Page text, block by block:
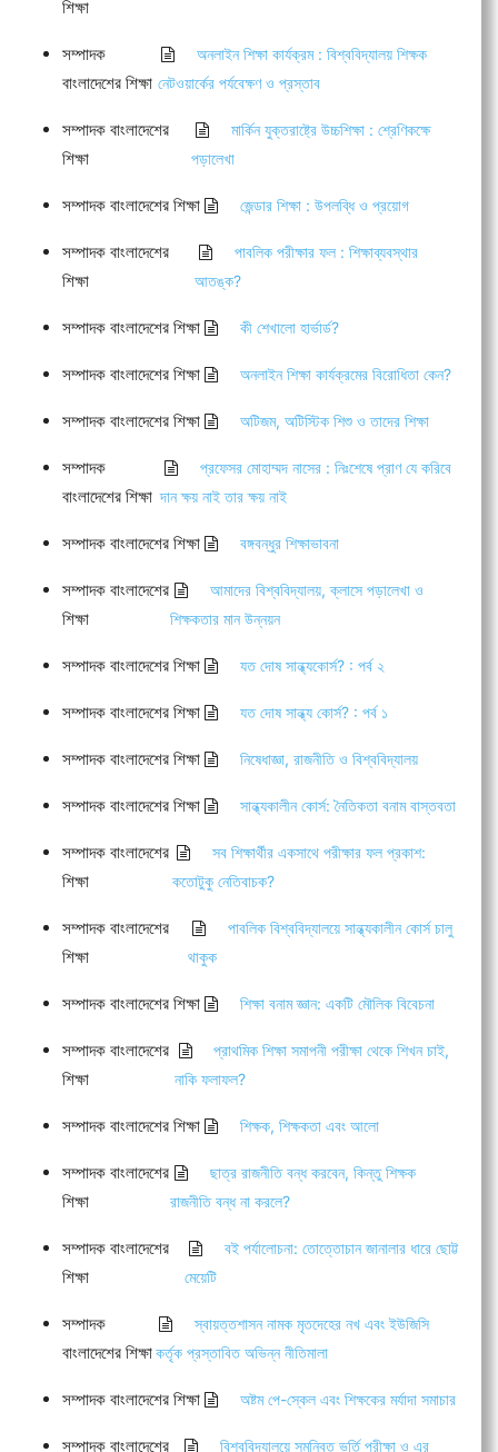
শিক্ষা
সম্পাদক
বাংলাদেশের শিক্ষা
অনলাইন শিক্ষা কার্যক্রম : বিশ্ববিদ্যালয় শিক্ষক
নেটওয়ার্কের পর্যবেক্ষণ ও প্রস্তাব
সম্পাদক বাংলাদেশের
শিক্ষা
মার্কিন যুক্তরাষ্ট্রে উচ্চশিক্ষা : শ্রেণিকক্ষে
পড়ালেখা
সম্পাদক বাংলাদেশের শিক্ষা জেন্ডার শিক্ষা : উপলব্ধি ও প্রয়োগ
সম্পাদক বাংলাদেশের
শিক্ষা
পাবলিক পরীক্ষার ফল : শিক্ষাব্যবস্থার
আতঙ্ক?
সম্পাদক বাংলাদেশের শিক্ষা কী শেখালো হার্ভার্ড?
সম্পাদক বাংলাদেশের শিক্ষা অনলাইন শিক্ষা কার্যক্রমের বিরোধিতা কেন?
সম্পাদক বাংলাদেশের শিক্ষা অটিজম, অটিস্টিক শিশু ও তাদের শিক্ষা
সম্পাদক
বাংলাদেশের শিক্ষা
প্রফেসর মোহাম্মদ নাসের : নিঃশেষে প্রাণ যে করিবে
দান ক্ষয় নাই তার ক্ষয় নাই
সম্পাদক বাংলাদেশের শিক্ষা বঙ্গবন্ধুর শিক্ষাভাবনা
সম্পাদক বাংলাদেশের
শিক্ষা
আমাদের বিশ্ববিদ্যালয়, ক্লাসে পড়ালেখা ও
শিক্ষকতার মান উন্নয়ন
সম্পাদক বাংলাদেশের শিক্ষা যত দোষ সান্ধ্যকোর্স? : পর্ব ২
সম্পাদক বাংলাদেশের শিক্ষা যত দোষ সান্ধ্য কোর্স? : পর্ব ১
সম্পাদক বাংলাদেশের শিক্ষা নিষেধাজ্ঞা, রাজনীতি ও বিশ্ববিদ্যালয়
সম্পাদক বাংলাদেশের শিক্ষা সান্ধ্যকালীন কোর্স: নৈতিকতা বনাম বাস্তবতা
সম্পাদক বাংলাদেশের
শিক্ষা
সব শিক্ষার্থীর একসাথে পরীক্ষার ফল প্রকাশ:
কতোটুকু নেতিবাচক?
সম্পাদক বাংলাদেশের
শিক্ষা
পাবলিক বিশ্ববিদ্যালয়ে সান্ধ্যকালীন কোর্স চালু
থাকুক
সম্পাদক বাংলাদেশের শিক্ষা শিক্ষা বনাম জ্ঞান: একটি মৌলিক বিবেচনা
সম্পাদক বাংলাদেশের
শিক্ষা
প্রাথমিক শিক্ষা সমাপনী পরীক্ষা থেকে শিখন চাই,
নাকি ফলাফল?
সম্পাদক বাংলাদেশের শিক্ষা শিক্ষক, শিক্ষকতা এবং আলো
সম্পাদক বাংলাদেশের
শিক্ষা
ছাত্র রাজনীতি বন্ধ করবেন, কিন্তু শিক্ষক
রাজনীতি বন্ধ না করলে?
সম্পাদক বাংলাদেশের
শিক্ষা
বই পর্যালোচনা: তোত্তোচান জানালার ধারে ছোট্ট
মেয়েটি
সম্পাদক
বাংলাদেশের শিক্ষা
স্বায়ত্তশাসন নামক মৃতদেহের নখ এবং ইউজিসি
কর্তৃক প্রস্তাবিত অভিন্ন নীতিমালা
সম্পাদক বাংলাদেশের শিক্ষা অষ্টম পে-স্কেল এবং শিক্ষকের মর্যাদা সমাচার
সম্পাদক বাংলাদেশের
বিশ্ববিদ্যালয়ে সমন্বিত ভর্তি পরীক্ষা ও এর